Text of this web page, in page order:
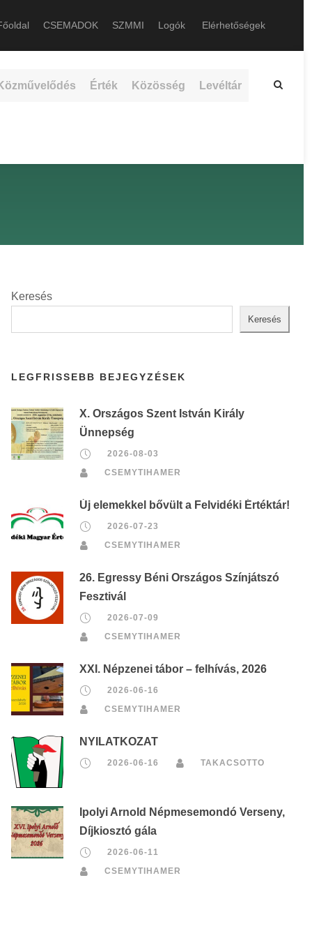
CSEMADOK SZMMI Logók Elérhetőségek
Érték Közösség Levéltár
Keresés
Keresés
LEGFRISSEBB BEJEGYZÉSEK
X. Országos Szent István Király
Ünnepség
2026-08-03
CSEMYTIHAMER
Új elemekkel bővült a Felvidéki Értéktár!
2026-07-23
CSEMYTIHAMER
26. Egressy Béni Országos Színjátszó
Fesztivál
2026-07-09
CSEMYTIHAMER
XXI. Népzenei tábor – felhívás, 2026
2026-06-16
CSEMYTIHAMER
NYILATKOZAT
2026-06-16 TAKACSOTTO
Ipolyi Arnold Népmesemondó Verseny,
Díjkiosztó gála
2026-06-11
CSEMYTIHAMER